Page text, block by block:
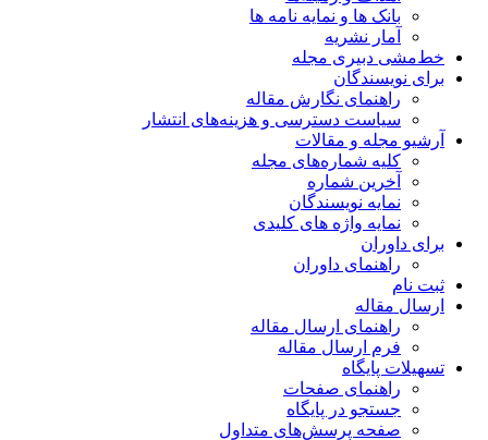
بانک ها و نمایه نامه ها
آمار نشریه
خط‌مشی دبیری مجله
برای نویسندگان
راهنمای نگارش مقاله
سیاست دسترسی و هزینه‌های انتشار
آرشیو مجله و مقالات
کلیه شماره‌های مجله
آخرین شماره
نمایه نویسندگان
نمایه واژه های کلیدی
برای داوران
راهنمای داوران
ثبت نام
ارسال مقاله
راهنمای ارسال مقاله
فرم ارسال مقاله
تسهیلات پایگاه
راهنمای صفحات
جستجو در پایگاه
صفحه پرسش‌های متداول